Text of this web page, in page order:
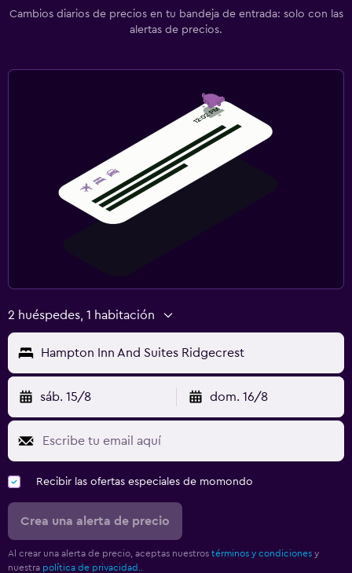
Cambios diarios de precios en tu bandeja de entrada: solo con las
alertas de precios.
2 huéspedes, 1 habitación
Hampton Inn And Suites Ridgecrest
sáb. 15/8 dom. 16/8
Recibir las ofertas especiales de momondo
Crea una alerta de precio
Al crear una alerta de precio, aceptas nuestros términos y condiciones y
nuestra política de privacidad.